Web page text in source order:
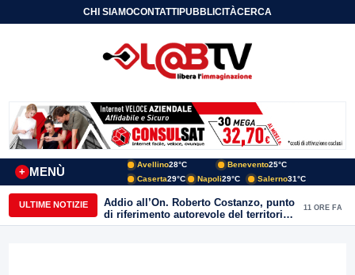
CHI SIAMOCONTATTIPUBBLICITÀCERCA
MENÙ
+
Avellino28°C Benevento25°C
Caserta29°C Napoli29°C Salerno31°C
ULTIME NOTIZIE
Addio all’On. Roberto Costanzo, punto
di riferimento autorevole del territorio,
Parente: “alle Acli ha donato amicizia,
11 ORE FA